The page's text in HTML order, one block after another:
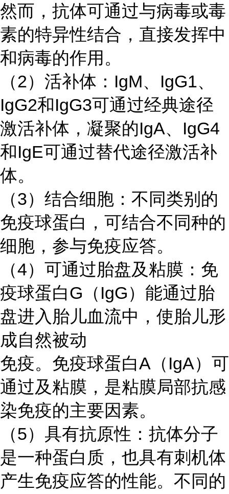
然而，抗体可通过与病毒或毒
素的特异性结合，直接发挥中
和病毒的作用。
（2）活补体：IgM、IgG1、
IgG2和IgG3可通过经典途径
激活补体，凝聚的IgA、IgG4
和IgE可通过替代途径激活补
体。
（3）结合细胞：不同类别的
免疫球蛋白，可结合不同种的
细胞，参与免疫应答。
（4）可通过胎盘及粘膜：免
疫球蛋白G（IgG）能通过胎
盘进入胎儿血流中，使胎儿形
成自然被动
免疫。免疫球蛋白A（IgA）可
通过及粘膜，是粘膜局部抗感
染免疫的主要因素。
（5）具有抗原性：抗体分子
是一种蛋白质，也具有刺机体
产生免疫应答的性能。不同的